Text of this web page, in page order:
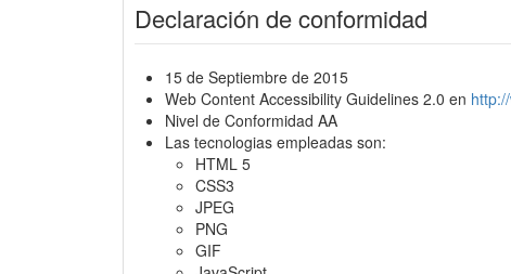
Declaración de conformidad
15 de Septiembre de 2015
Web Content Accessibility Guidelines 2.0 en
Nivel de Conformidad AA
Las tecnologias empleadas son:
HTML 5
CSS3
JPEG
PNG
GIF